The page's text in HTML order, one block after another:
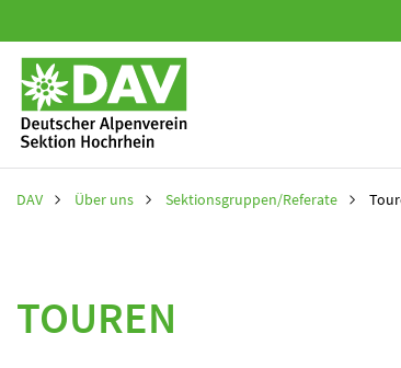
DAV Über uns Sektionsgruppen/Referate
TOUREN